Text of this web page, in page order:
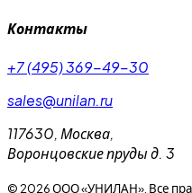
Контакты
+7 (495) 369-49-30
sales@unilan.ru
117630, Москва,
Воронцовские пруды д. 3
© 2026ООО «УНИЛАН». Все